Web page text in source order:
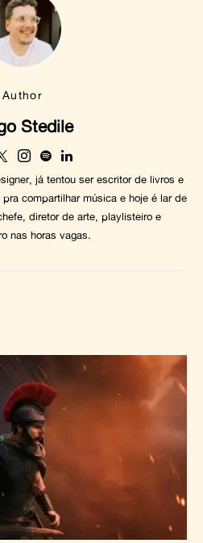
Author
Stedile
já tentou ser escritor de livros e
compartilhar música e hoje é lar de
diretor de arte, playlisteiro e
nas horas vagas.